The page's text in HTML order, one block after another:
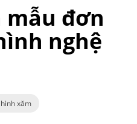
mẫu đơn
nghệ
xăm